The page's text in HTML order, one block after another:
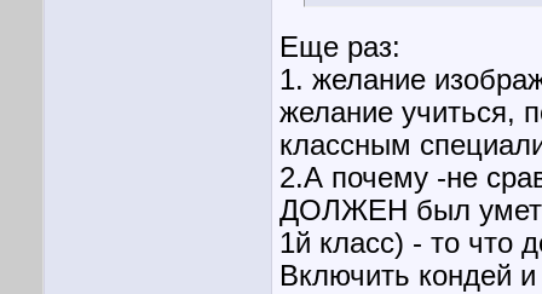
Еще раз:
1. желание
желание учиться,
классным
2.А почему -не
ДОЛЖЕН был уметь
1й класс) - то что
Включить кондей